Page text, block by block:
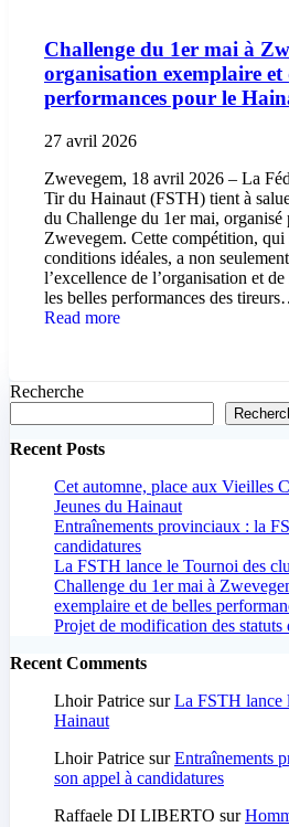
Challenge du 1er mai à
organisation exemplaire et
performances pour le
27 avril 2026
Zwevegem, 18 avril 2026 – La
Tir du Hainaut (FSTH) tient à
du Challenge du 1er mai, organisé
Zwevegem. Cette compétition, qui
conditions idéales, a non
l’excellence de l’organisation et
les belles performances des
Read more
Recherche
Recent Posts
Cet automne, place aux Vieilles
Jeunes du Hainaut
Entraînements provinciaux : la
candidatures
La FSTH lance le Tournoi des
Challenge du 1er mai à
exemplaire et de belles
Projet de modification des statuts
Recent Comments
Lhoir Patrice surLa FSTH lance
Hainaut
Lhoir Patrice surEntraînements
son appel à candidatures
Raffaele DI LIBERTO sur